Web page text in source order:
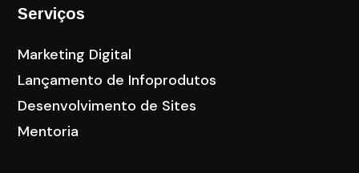
Serviços
Marketing Digital
Lançamento de Infoprodutos
Desenvolvimento de Sites
Mentoria